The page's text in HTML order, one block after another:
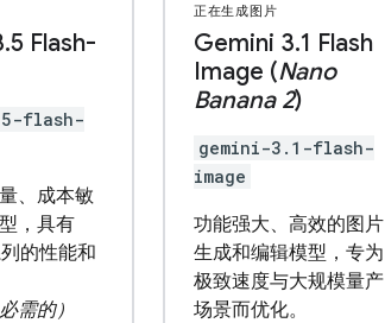
.5 Flash-
flash-
、成本敏
，具有
的性能和
需的）
正在生成图片
Gemini 3.1 Flash
Image (Nano
Banana 2)
gemini-3.1-flash-
image
功能强大、高效的图片
生成和编辑模型，专为
极致速度与大规模量产
场景而优化。